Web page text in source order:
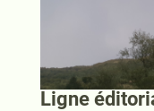
Ligne